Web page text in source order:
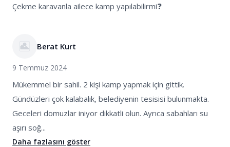
Çekme karavanla ailece kamp yapılabilirmi❓
Berat Kurt
9 Temmuz 2024
Mükemmel bir sahil. 2 kişi kamp yapmak için gittik.
Gündüzleri çok kalabalık, belediyenin tesisisi bulunmakta.
Geceleri domuzlar iniyor dikkatli olun. Ayrıca sabahları su
aşırı soğ...
Daha fazlasını göster